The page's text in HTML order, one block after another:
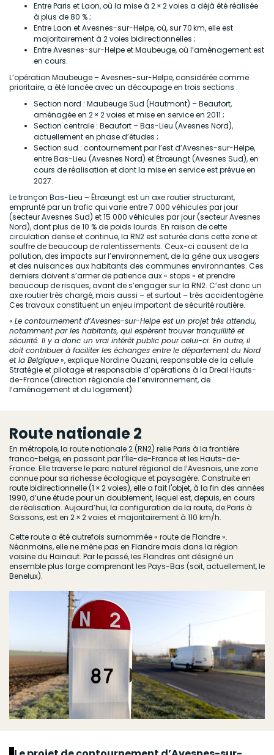
Entre Paris et Laon, où la mise à 2 × 2 voies a déjà été réalisée
à plus de 80 % ;
Entre Laon et Avesnes-sur-Helpe, où, sur 70 km, elle est
majoritairement à 2 voies bidirectionnelles ;
Entre Avesnes-sur-Helpe et Maubeuge, où l’aménagement est
en cours.
L’opération Maubeuge – Avesnes-sur-Helpe, considérée comme
prioritaire, a été lancée avec un découpage en trois sections :
Section nord : Maubeuge Sud (Hautmont) – Beaufort,
aménagée en 2 × 2 voies et mise en service en 2011 ;
Section centrale : Beaufort – Bas-Lieu (Avesnes Nord),
actuellement en phase d’études ;
Section sud : contournement par l’est d’Avesnes-sur-Helpe,
entre Bas-Lieu (Avesnes Nord) et Étrœungt (Avesnes Sud), en
cours de réalisation et dont la mise en service est prévue en
2027.
Le tronçon Bas-Lieu – Étrœungt est un axe routier structurant,
emprunté par un trafic qui varie entre 7 000 véhicules par jour
(secteur Avesnes Sud) et 15 000 véhicules par jour (secteur Avesnes
Nord), dont plus de 10 % de poids lourds. En raison de cette
circulation dense et continue, la RN2 est saturée dans cette zone et
souffre de beaucoup de ralentissements. Ceux-ci causent de la
pollution, des impacts sur l’environnement, de la gêne aux usagers
et des nuisances aux habitants des communes environnantes. Ces
derniers doivent s’armer de patience aux « stops » et prendre
beaucoup de risques, avant de s’engager sur la RN2. C’est donc un
axe routier très chargé, mais aussi – et surtout – très accidentogène.
Ces travaux constituent un enjeu important de sécurité routière.
« Le contournement d’Avesnes-sur-Helpe est un projet très attendu,
notamment par les habitants, qui espèrent trouver tranquillité et
sécurité. Il y a donc un vrai intérêt public pour celui-ci. En outre, il
doit contribuer à faciliter les échanges entre le département du Nord
et la Belgique», explique Nordine Ouzani, responsable de la cellule
Stratégie et pilotage et responsable d’opérations à la Dreal Hauts-
de-France (direction régionale de l’environnement, de
l’aménagement et du logement).
Route nationale 2
En métropole, la route nationale 2 (RN2) relie Paris à la frontière
franco-belge, en passant par l’Île-de-France et les Hauts-de-
France. Elle traverse le parc naturel régional de l’Avesnois, une zone
connue pour sa richesse écologique et paysagère. Construite en
route bidirectionnelle (1 × 2 voies), elle a fait l'objet, à la fin des années
1990, d’une étude pour un doublement, lequel est, depuis, en cours
de réalisation. Aujourd’hui, la configuration de la route, de Paris à
Soissons, est en 2 × 2 voies et majoritairement à 110 km/h.
Cette route a été autrefois surnommée « route de Flandre ».
Néanmoins, elle ne mène pas en Flandre mais dans la région
voisine du Hainaut. Par le passé, les Flandres ont désigné un
ensemble plus large comprenant les Pays-Bas (soit, actuellement, le
Benelux).